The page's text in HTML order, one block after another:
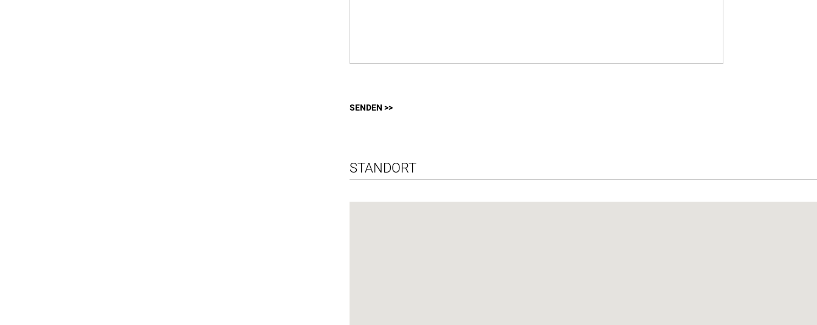
SENDEN >>
STANDORT